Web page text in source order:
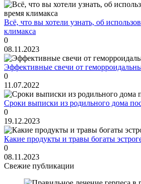
Всё, что вы хотели узнать, об
климакса
0
08.11.2023
Эффективные свечи от
0
11.07.2022
Сроки выписки из родильного дома
0
19.12.2023
Какие продукты и травы богаты
0
08.11.2023
Свежие публикации